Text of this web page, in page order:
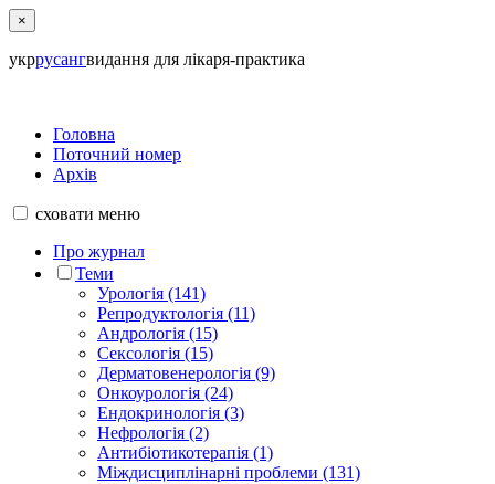
×
укррусангвидання для лікаря-практика
Головна
Поточний номер
Архів
сховати меню
Про журнал
Теми
Урологія (141)
Репродуктологія (11)
Андрологія (15)
Сексологія (15)
Дерматовенерологія (9)
Онкоурологія (24)
Ендокринологія (3)
Нефрологія (2)
Антибіотикотерапія (1)
Міждисциплінарні проблеми (131)